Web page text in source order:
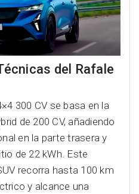
del Rafale
300 CV se basa en la
de 200 CV, añadiendo
en la parte trasera y
de 22 kWh. Este
recorra hasta 100 km
y alcance una